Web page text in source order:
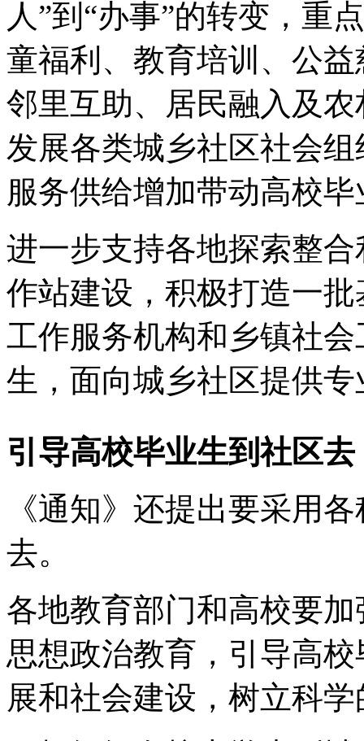
人”到“办事”的转变，重
童福利、教育培训、公
邻里互助、居民融入及
发展各类城乡社区社会
服务供给增加带动高校
进一步支持各地探索整
作站建设，积极打造一
工作服务机构和乡镇社
生，面向城乡社区提供
引导高校毕业生到社区去
《通知》还提出要采用
去。
各地教育部门和高校要
思想政治教育，引导高
展和社会建设，树立科